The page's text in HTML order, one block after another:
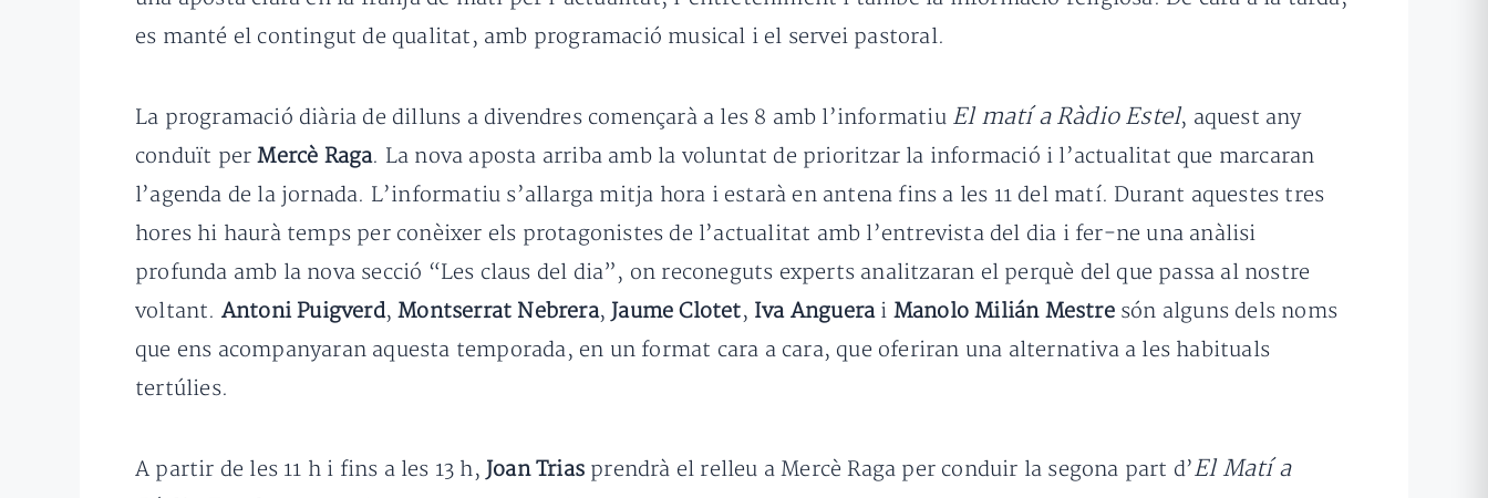
es manté el contingut de qualitat, amb programació musical i el servei pastoral.
La programació diària de dilluns a divendres començarà a les 8 amb l’informatiu El matí a Ràdio Estel, aquest any
conduït perMercè Raga. La nova aposta arriba amb la voluntat de prioritzar la informació i l’actualitat que marcaran
l’agenda de la jornada. L’informatiu s’allarga mitja hora i estarà en antena fins a les 11 del matí. Durant aquestes tres
hores hi haurà temps per conèixer els protagonistes de l’actualitat amb l’entrevista del dia i fer-ne una anàlisi
profunda amb la nova secció “Les claus del dia”, on reconeguts experts analitzaran el perquè del que passa al nostre
voltant. Antoni Puigverd,Montserrat Nebrera, Jaume Clotet, Iva Anguerai Manolo Milián Mestresón alguns dels noms
que ens acompanyaran aquesta temporada, en un format cara a cara, que oferiran una alternativa a les habituals
tertúlies.
A partir de les 11 h i fins a les 13 h, Joan Trias prendrà el relleu a Mercè Raga per conduir la segona part d’El Matí a